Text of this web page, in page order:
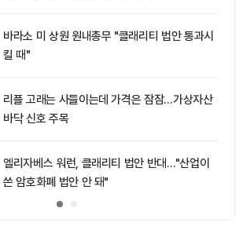
바라소 미 상원 원내총무 "클래리티 법안 통과시
킬 때"
리플 고래는 사들이는데 가격은 잠잠…가상자산
바닥 신호 주목
엘리자베스 워런, 클래리티 법안 반대…"산업이
쓴 암호화폐 법안 안 돼"